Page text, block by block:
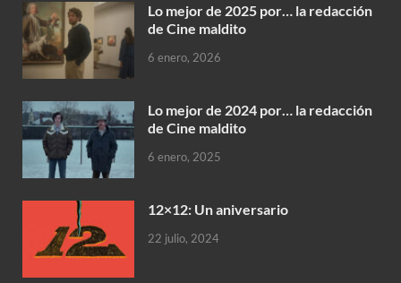
Lo mejor de 2025 por… la redacción
de Cine maldito
6 enero, 2026
Lo mejor de 2024 por… la redacción
de Cine maldito
6 enero, 2025
12×12: Un aniversario
22 julio, 2024